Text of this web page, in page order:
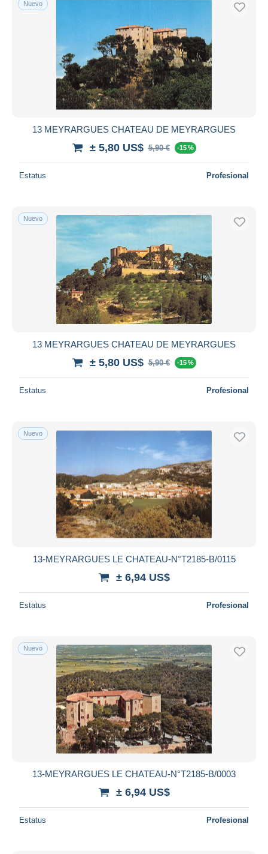
Sólo con descuento
Métodos de pago
PayPal
Transferencia bancaria
Visa
Mastercard
Maestro
Deseleccionar todo
Mundo entero
Aplicar
Nuevo
13 MEYRARGUES CHATEAU DE MEYRARGUES
± 5,80 US$ 5,90 € -15 %
Estatus Profesional
Nuevo
13 MEYRARGUES CHATEAU DE MEYRARGUES
± 5,80 US$ 5,90 € -15 %
Estatus Profesional
Nuevo
13-MEYRARGUES LE CHATEAU-N°T2185-B/0115
± 6,94 US$
Estatus Profesional
Nuevo
13-MEYRARGUES LE CHATEAU-N°T2185-B/0003
± 6,94 US$
Estatus Profesional